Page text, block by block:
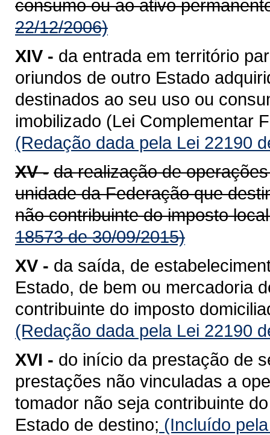
consumo ou ao ativo
22/12/2006)
XIV - da entrada em território
oriundos de outro Estado
destinados ao seu uso ou
imobilizado (Lei Complementar
(Redação dada pela Lei 22190
XV - da realização de
unidade da Federação que
não contribuinte do imposto
18573 de 30/09/2015)
XV - da saída, de
Estado, de bem ou mercadoria
contribuinte do imposto
(Redação dada pela Lei 22190
XVI - do início da prestação de
prestações não vinculadas a
tomador não seja contribuinte
Estado de destino; (Incluído